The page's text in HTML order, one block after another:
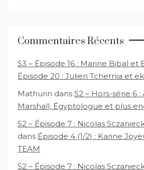
Commentaires Récents
S3 – Épisode 16 : Marine Bibal et
Épisode 20 : Julien Tchernia et
Mathurin dans S2 – Hors-série 6
Marshall, Égyptologue et plus
S2 – Épisode 7 : Nicolas
dans Épisode 4 (1/2) : Karine
TEAM
S2 – Épisode 7 : Nicolas